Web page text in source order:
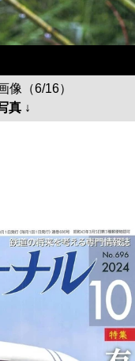
像（6/16）
真 ↓